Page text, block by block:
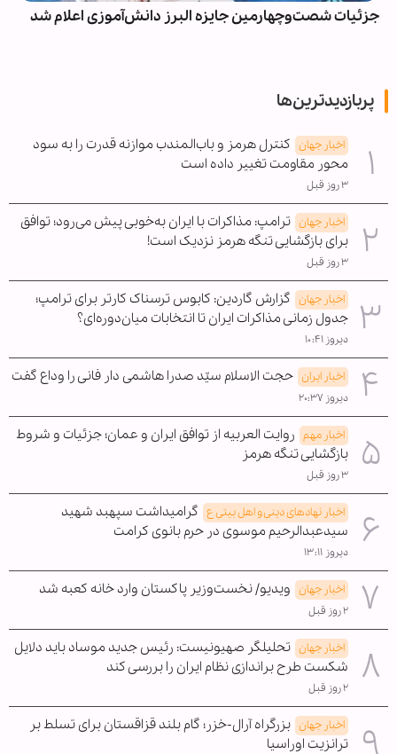
جزئیات شصت‌وچهارمین جایزه البرز دانش‌آموزی اعلام شد
پربازدیدترین‌ها
اخبار جهان کنترل هرمز و باب‌المندب موازنه قدرت را به سود
محور مقاومت تغییر داده است
۳ روز قبل
اخبار جهان ترامپ: مذاکرات با ایران به‌خوبی پیش می‌رود؛ توافق
برای بازگشایی تنگه هرمز نزدیک است!
۳ روز قبل
اخبار جهان گزارش گاردین: کابوس ترسناک کارتر برای ترامپ؛
جدول زمانی مذاکرات ایران تا انتخابات میان‌دوره‌ای؟
دیروز ۱۰:۴۱
اخبار ایران حجت الاسلام سیّد صدرا هاشمی دار فانی را وداع گفت
دیروز ۲۰:۳۷
اخبار مهم روایت العربیه از توافق ایران و عمان؛ جزئیات و شروط
بازگشایی تنگه هرمز
۳ روز قبل
اخبار نهادهای دینی و اهل بیتی ع گرامیداشت سپهبد شهید
سیدعبدالرحیم موسوی در حرم بانوی کرامت
دیروز ۱۳:۱۱
اخبار جهان ویدیو/ نخست‌وزیر پاکستان وارد خانه کعبه شد
۲ روز قبل
اخبار جهان تحلیلگر صهیونیست: رئیس جدید موساد باید دلایل
شکست طرح براندازی نظام ایران را بررسی کند
۲ روز قبل
اخبار جهان بزرگراه آرال-خزر؛ گام بلند قزاقستان برای تسلط بر
ترانزیت اوراسیا